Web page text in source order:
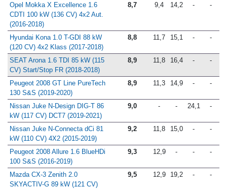
Opel Mokka X Excellence 1.6
CDTI 100 kW (136 CV) 4x2 Aut.
(2016-2018)
8,7 9,4 14,2 - -
Hyundai Kona 1.0 T-GDI 88 kW
(120 CV) 4x2 Klass (2017-2018)
8,8 11,7 15,1 - -
SEAT Arona 1.6 TDI 85 kW (115
CV) Start/Stop FR (2018-2018)
8,9 11,8 16,4 - -
Peugeot 2008 GT Line PureTech
130 S&S (2019-2020)
8,9 11,3 14,9 - -
Nissan Juke N-Design DIG-T 86
kW (117 CV) DCT7 (2019-2021)
9,0 - - 24,1 -
Nissan Juke N-Connecta dCi 81
kW (110 CV) 4X2 (2015-2019)
9,2 11,8 15,0 - -
Peugeot 2008 Allure 1.6 BlueHDi
100 S&S (2016-2019)
9,3 12,9 - - -
Mazda CX-3 Zenith 2.0
SKYACTIV-G 89 kW (121 CV)
9,5 12,9 19,2 - -